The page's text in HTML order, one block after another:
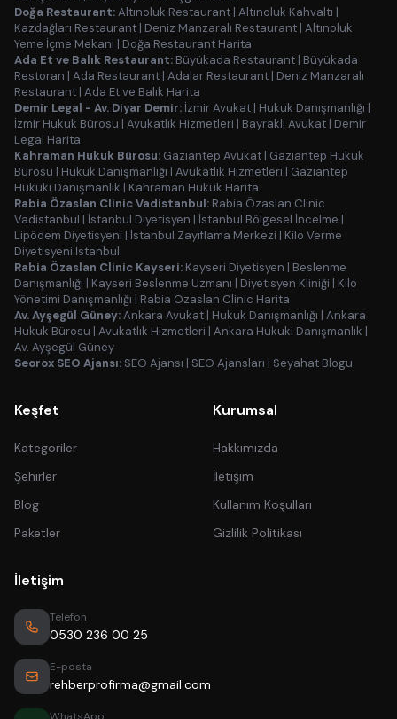
Doğa Restaurant:Altınoluk Restaurant | Altınoluk Kahvaltı |
Kazdağları Restaurant | Deniz Manzaralı Restaurant | Altınoluk
Yeme İçme Mekanı | Doğa Restaurant Harita
Ada Et ve Balık Restaurant: Büyükada Restaurant | Büyükada
Restoran | Ada Restaurant | Adalar Restaurant | Deniz Manzaralı
Restaurant | Ada Et ve Balık Harita
Demir Legal - Av. Diyar Demir: İzmir Avukat | Hukuk Danışmanlığı |
İzmir Hukuk Bürosu | Avukatlık Hizmetleri | Bayraklı Avukat | Demir
Legal Harita
Kahraman Hukuk Bürosu: Gaziantep Avukat | Gaziantep Hukuk
Bürosu | Hukuk Danışmanlığı | Avukatlık Hizmetleri | Gaziantep
Hukuki Danışmanlık | Kahraman Hukuk Harita
Rabia Özaslan Clinic Vadistanbul: Rabia Özaslan Clinic
Vadistanbul | İstanbul Diyetisyen | İstanbul Bölgesel İncelme |
Lipödem Diyetisyeni | İstanbul Zayıflama Merkezi | Kilo Verme
Diyetisyeni İstanbul
Rabia Özaslan Clinic Kayseri: Kayseri Diyetisyen | Beslenme
Danışmanlığı | Kayseri Beslenme Uzmanı | Diyetisyen Kliniği | Kilo
Yönetimi Danışmanlığı | Rabia Özaslan Clinic Harita
Av. Ayşegül Güney:Ankara Avukat | Hukuk Danışmanlığı | Ankara
Hukuk Bürosu | Avukatlık Hizmetleri | Ankara Hukuki Danışmanlık |
Av. Ayşegül Güney
Seorox SEO Ajansı: SEO Ajansı | SEO Ajansları | Seyahat Blogu
Keşfet
Kategoriler
Şehirler
Blog
Paketler
Kurumsal
Hakkımızda
İletişim
Kullanım Koşulları
Gizlilik Politikası
İletişim
Telefon
0530 236 00 25
E-posta
rehberprofirma@gmail.com